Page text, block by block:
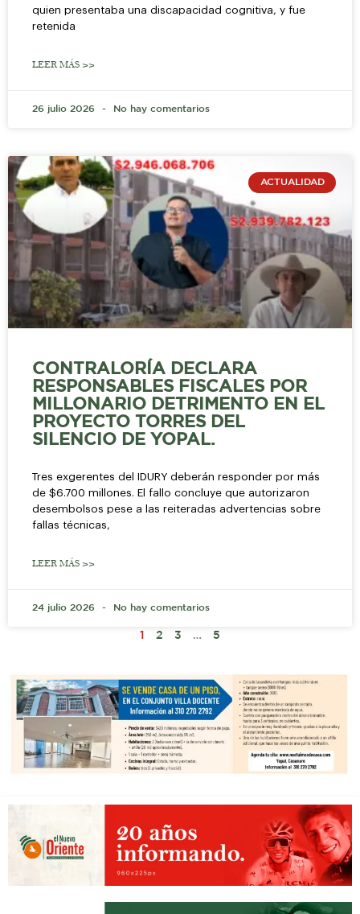
quien presentaba una discapacidad cognitiva, y fue
retenida
LEER MÁS >>
26 julio 2026 No hay comentarios
ACTUALIDAD
CONTRALORÍA DECLARA
RESPONSABLES FISCALES POR
MILLONARIO DETRIMENTO EN EL
PROYECTO TORRES DEL
SILENCIO DE YOPAL.
Tres exgerentes del IDURY deberán responder por más
de $6.700 millones. El fallo concluye que autorizaron
desembolsos pese a las reiteradas advertencias sobre
fallas técnicas,
LEER MÁS >>
24 julio 2026 No hay comentarios
1 2 3 … 5